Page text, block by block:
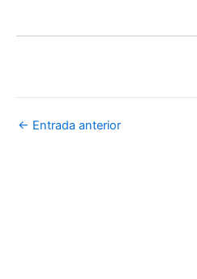
← Entrada anterior